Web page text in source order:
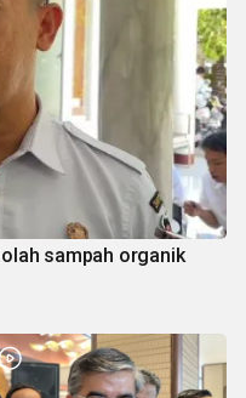
sampah organik